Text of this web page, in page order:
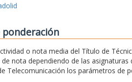
o nota media del Título de
nota dependiendo de las asignaturas
Telecomunicación los parámetros de